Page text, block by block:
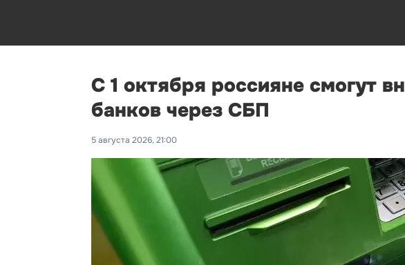
С 1 октября россияне смогут
банков через СБП
5 августа 2026, 21:00